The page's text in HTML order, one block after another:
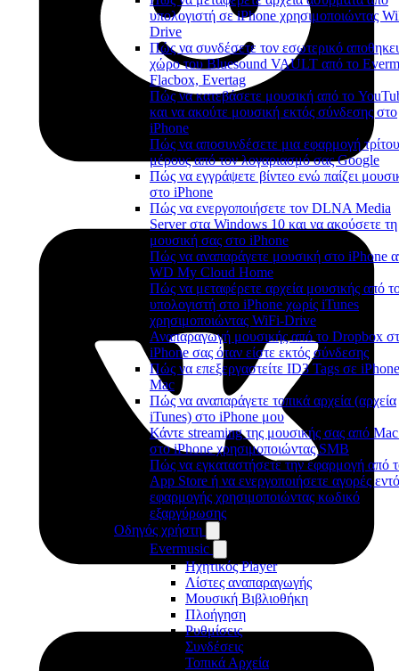
υπολογιστή σε iPhone χρησιμοποιώντας
Drive
Πώς να συνδέσετε τον εσωτερικό
χώρο του Bluesound VAULT από το
Flacbox, Evertag
Πώς να κατεβάσετε μουσική από το
και να ακούτε μουσική εκτός σύνδεσης στο
iPhone
Πώς να αποσυνδέσετε μια εφαρμογή τρίτου
μέρους από τον λογαριασμό σας Google
Πώς να εγγράψετε βίντεο ενώ παίζει
στο iPhone
Πώς να ενεργοποιήσετε τον DLNA Media
Server στα Windows 10 και να ακούσετε τη
μουσική σας στο iPhone
Πώς να αναπαράγετε μουσική στο iPhone
WD My Cloud Home
Πώς να μεταφέρετε αρχεία μουσικής από
υπολογιστή στο iPhone χωρίς iTunes
χρησιμοποιώντας WiFi-Drive
Αναπαραγωγή μουσικής από το Dropbox
iPhone σας όταν είστε εκτός σύνδεσης
Πώς να επεξεργαστείτε ID3 Tags σε
Mac
Πώς να αναπαράγετε τοπικά αρχεία (αρχεία
iTunes) στο iPhone μου
Κάντε streaming της μουσικής σας από
στο iPhone χρησιμοποιώντας SMB
Πώς να εγκαταστήσετε την εφαρμογή από
App Store ή να ενεργοποιήσετε αγορές
εφαρμογής χρησιμοποιώντας κωδικό
εξαργύρωσης
Οδηγός χρήστη
Evermusic
Ηχητικός Player
Λίστες αναπαραγωγής
Μουσική Βιβλιοθήκη
Πλοήγηση
Ρυθμίσεις
Συνδέσεις
Τοπικά Αρχεία